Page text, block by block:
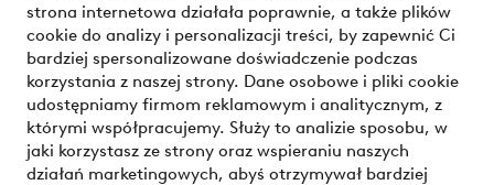
strona internetowa działała poprawnie, a także plików
cookie do analizy i personalizacji treści, by zapewnić Ci
bardziej spersonalizowane doświadczenie podczas
korzystania z naszej strony. Dane osobowe i pliki cookie
udostępniamy firmom reklamowym i analitycznym, z
którymi współpracujemy. Służy to analizie sposobu, w
jaki korzystasz ze strony oraz wspieraniu naszych
działań marketingowych, abyś otrzymywał bardziej
Warunki
Bezpieczne płatności - zapłać teraz lub podziel się
Chcesz dowiedzieć się więcej o naszych opcjach płatności